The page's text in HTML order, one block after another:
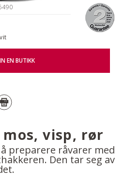
EN BUTIKK
visp, rør
preparere råvarer med
Den tar seg av